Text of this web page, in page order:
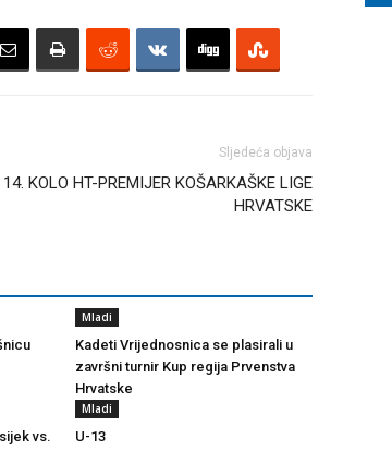
Sljedeća objava
14. KOLO HT-PREMIJER KOŠARKAŠKE LIGE
HRVATSKE
Mladi
Kadeti Vrijednosnica se plasirali u
završni turnir Kup regija Prvenstva
Hrvatske
vs.
Mladi
U-13